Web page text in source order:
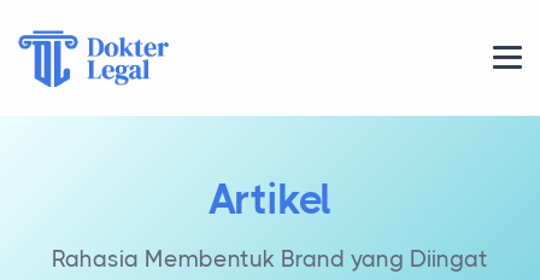
Artikel
Rahasia Membentuk Brand yang Diingat